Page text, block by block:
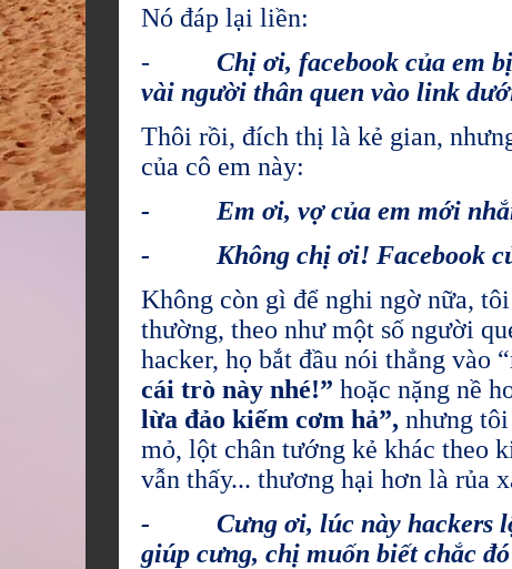
Nó đáp lại liền:
- Chị ơi, facebook của em
vài người thân quen vào link
Thôi rồi, đích thị là kẻ gian,
của cô em này:
- Em ơi, vợ của em mới nhắn
- Không chị ơi! Facebook của
Không còn gì để nghi ngờ nữa,
thường, theo như một số người
hacker, họ bắt đầu nói thẳng vào
cái trò này nhé!” hoặc nặng nề
lừa đảo kiếm cơm hả”, nhưng
mỏ, lột chân tướng kẻ khác theo
vẫn thấy... thương hại hơn là rủa
- Cưng ơi, lúc này hackers
giúp cưng, chị muốn biết chắc